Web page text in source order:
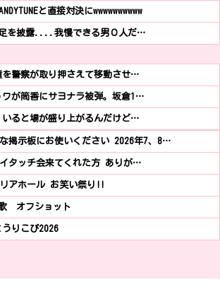
と直接対決にwwwwwwwwww
を披露....我慢できる男０人だ…
を警察が取り押さえて移動させ…
ワが筒香にサヨナラ被弾。坂倉1…
いると場が盛り上がるんだけど…
掲示板にお使いください 2026年7、8…
イタッチ会来てくれた方 ありが…
アホール お笑い祭り!!
オフショット
うりこぴ2026